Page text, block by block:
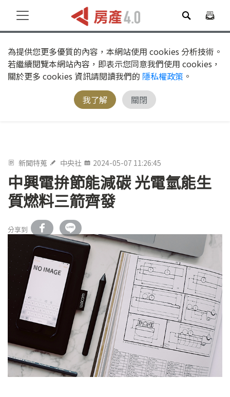
為提供您更多優質的內容，本網站使用 cookies 分析技術。
若繼續閱覽本網站內容，即表示您同意我們使用 cookies，
關於更多 cookies 資訊請閱讀我們的 隱私權政策 。
我了解
關閉
新聞特蒐 中央社 2024-05-07 11:26:45
中興電拚節能減碳 光電氫能生
質燃料三箭齊發
分享到